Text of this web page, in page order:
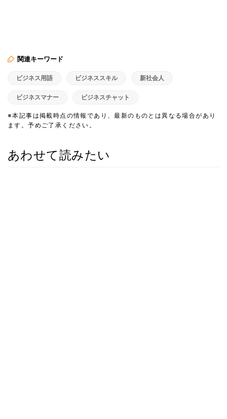
関連キーワード
ビジネス用語 ビジネススキル 新社会人
ビジネスマナー ビジネスチャット
※本記事は掲載時点の情報であり、最新のものとは異なる場合があり
ます。予めご了承ください。
あわせて読みたい